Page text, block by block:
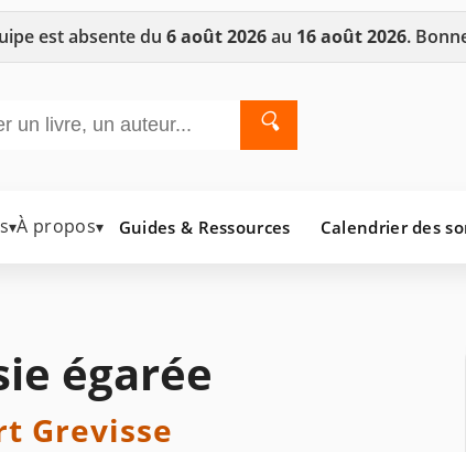
est absente du 6 août 2026au 16 août 2026.
🔍
▾À propos▾ Guides & Ressources Calendrier des
égarée
Grevisse